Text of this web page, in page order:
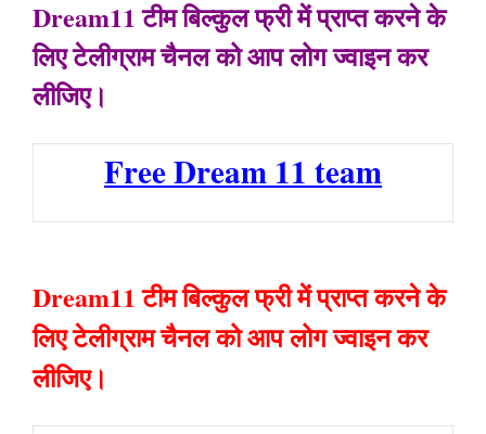
Dream11 टीम बिल्कुल फ्री में प्राप्त करने के
लिए टेलीग्राम चैनल को आप लोग ज्वाइन कर
लीजिए।
Free Dream 11 team
Dream11 टीम बिल्कुल फ्री में प्राप्त करने के
लिए टेलीग्राम चैनल को आप लोग ज्वाइन कर
लीजिए।